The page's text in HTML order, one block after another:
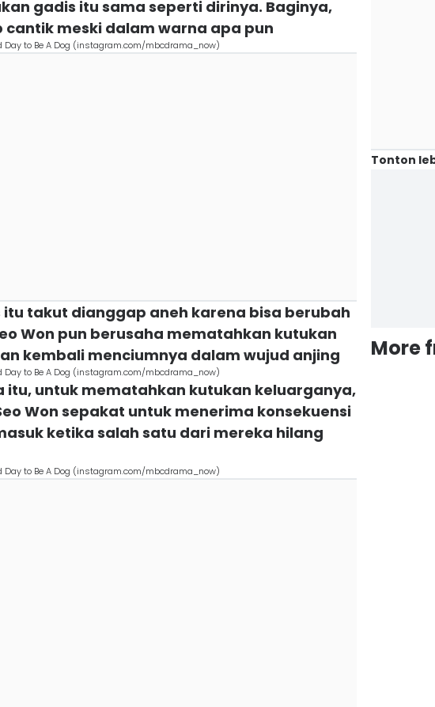
gadis itu sama seperti dirinya. Baginya,
cantik meski dalam warna apa pun
Day to Be A Dog (instagram.com/mbcdrama_now)
itu takut dianggap aneh karena bisa berubah
Won pun berusaha mematahkan kutukan
kembali menciumnya dalam wujud anjing
Day to Be A Dog (instagram.com/mbcdrama_now)
itu, untuk mematahkan kutukan keluarganya,
Won sepakat untuk menerima konsekuensi
ketika salah satu dari mereka hilang
Day to Be A Dog (instagram.com/mbcdrama_now)
Tonton
More